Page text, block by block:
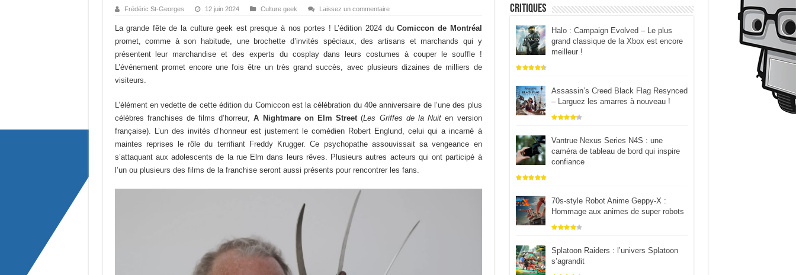
Frédéric St-Georges 12 juin 2024 Culture geek Laissez un commentaire
La grande fête de la culture geek est presque à nos portes ! L’édition 2024 duComiccon de Montréal
promet, comme à son habitude, une brochette d’invités spéciaux, des artisans et marchands qui y
présentent leur marchandise et des experts du cosplay dans leurs costumes à couper le souffle !
L’événement promet encore une fois être un très grand succès, avec plusieurs dizaines de milliers de
visiteurs.
L’élément en vedette de cette édition du Comiccon est la célébration du 40e anniversaire de l’une des plus
célèbres franchises de films d’horreur,A Nightmare on Elm Street(Les Griffes de la Nuit en version
française). L’un des invités d’honneur est justement le comédien Robert Englund, celui qui a incarné à
maintes reprises le rôle du terrifiant Freddy Krugger. Ce psychopathe assouvissait sa vengeance en
s’attaquant aux adolescents de la rue Elm dans leurs rêves. Plusieurs autres acteurs qui ont participé à
l’un ou plusieurs des films de la franchise seront aussi présents pour rencontrer les fans.
Critiques
Halo : Campaign Evolved – Le plus
grand classique de la Xbox est encore
meilleur !
Assassin’s Creed Black Flag Resynced
– Larguez les amarres à nouveau !
Vantrue Nexus Series N4S : une
caméra de tableau de bord qui inspire
confiance
70s-style Robot Anime Geppy-X :
Hommage aux animes de super robots
Splatoon Raiders : l’univers Splatoon
s’agrandit